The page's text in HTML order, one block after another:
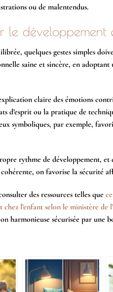
ou de malentendus.
le
quelques gestes simples
saine et sincère, en
claire des émotions
d’esprit ou la pratique de
symboliques, par exemple,
rythme de
on favorise la sécurité
des ressources telles que
chez l’enfant selon le ministère de
harmonieuse sécurisée par une